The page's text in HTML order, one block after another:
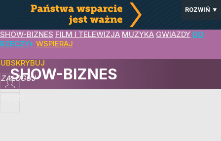
ROZWIŃ ▼
SHOW-BIZNES FILM I TELEWIZJA MUZYKA GWIAZDY DO
RZECZY+ WSPIERAJ
ZALOGUJ
SHOW-BIZNES